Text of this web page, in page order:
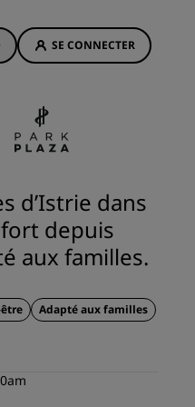
SE CONNECTER
dès les premiers
Day
d’Istrie dans
depuis
aux familles.
Adapté aux familles